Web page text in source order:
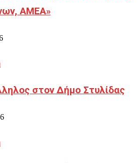
ΑΜΕΑ»
στον Δήμο Στυλίδας